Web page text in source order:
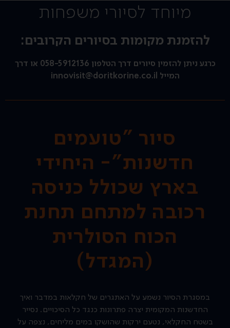
מיוחד לסיורי משפחות
להזמנת מקומות בסיורים הקרובים:
כרגע ניתן להזמין סיורים דרך הטלפון ‭‭ 058-5912136 ‬‬ או דרך
המייל innovisit@doritkorine.co.il
סיור "טועמים
חדשנות"- היחידי
בארץ שכולל כניסה
רכובה למתחם תחנת
הכוח הסולרית
(המגדל)
במסגרת הסיור נשמע על האתגרים של חקלאות במדבר ואיך
החדשנות המקומית יצרה פתרונות כנגד כל הסיכויים. נסייר
בשטח החקלאי, נטעם ירקות שהושקו במים מליחים, נצפה על